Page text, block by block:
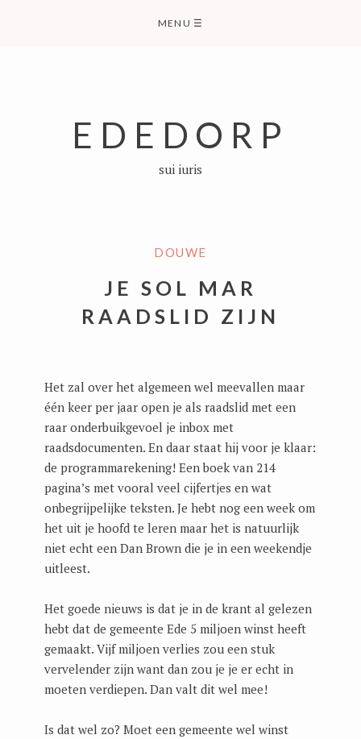
MENU ☰
EDEDORP
sui iuris
DOUWE
JE SOL MAR
RAADSLID ZIJN
Het zal over het algemeen wel meevallen maar
één keer per jaar open je als raadslid met een
raar onderbuikgevoel je inbox met
raadsdocumenten. En daar staat hij voor je klaar:
de programmarekening! Een boek van 214
pagina’s met vooral veel cijfertjes en wat
onbegrijpelijke teksten. Je hebt nog een week om
het uit je hoofd te leren maar het is natuurlijk
niet echt een Dan Brown die je in een weekendje
uitleest.
Het goede nieuws is dat je in de krant al gelezen
hebt dat de gemeente Ede 5 miljoen winst heeft
gemaakt. Vijf miljoen verlies zou een stuk
vervelender zijn want dan zou je je er echt in
moeten verdiepen. Dan valt dit wel mee!
Is dat wel zo? Moet een gemeente wel winst